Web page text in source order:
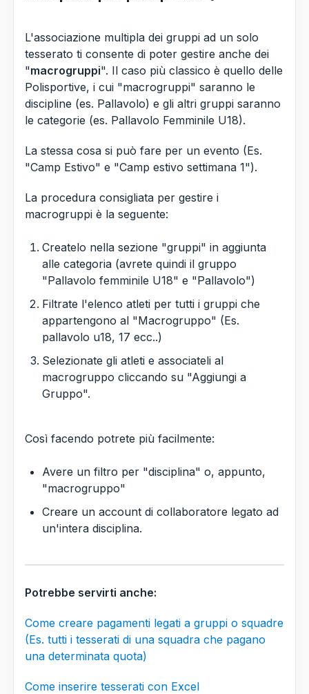
L'associazione multipla dei gruppi ad un solo
tesserato ti consente di poter gestire anche dei
"macrogruppi". Il caso più classico è quello delle
Polisportive, i cui "macrogruppi" saranno le
discipline (es. Pallavolo) e gli altri gruppi saranno
le categorie (es. Pallavolo Femminile U18).
La stessa cosa si può fare per un evento (Es.
"Camp Estivo" e "Camp estivo settimana 1").
La procedura consigliata per gestire i
macrogruppi è la seguente:
Createlo nella sezione "gruppi" in aggiunta
alle categoria (avrete quindi il gruppo
"Pallavolo femminile U18" e "Pallavolo")
Filtrate l'elenco atleti per tutti i gruppi che
appartengono al "Macrogruppo" (Es.
pallavolo u18, 17 ecc..)
Selezionate gli atleti e associateli al
macrogruppo cliccando su "Aggiungi a
Gruppo".
Così facendo potrete più facilmente:
Avere un filtro per "disciplina" o, appunto,
"macrogruppo"
Creare un account di collaboratore legato ad
un'intera disciplina.
Potrebbe servirti anche:
Come creare pagamenti legati a gruppi o squadre
(Es. tutti i tesserati di una squadra che pagano
una determinata quota)
Come inserire tesserati con Excel